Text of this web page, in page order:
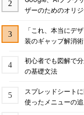
ザーのためのオリ
「これ、本当にデ
装のギャップ解消術
初心者でも図解で
の基礎文法
スプレッドシート
使ったメニューの